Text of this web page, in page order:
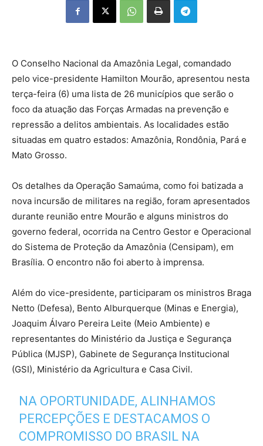
O Conselho Nacional da Amazônia Legal, comandado
pelo vice-presidente Hamilton Mourão, apresentou nesta
terça-feira (6) uma lista de 26 municípios que serão o
foco da atuação das Forças Armadas na prevenção e
repressão a delitos ambientais. As localidades estão
situadas em quatro estados: Amazônia, Rondônia, Pará e
Mato Grosso.
Os detalhes da Operação Samaúma, como foi batizada a
nova incursão de militares na região, foram apresentados
durante reunião entre Mourão e alguns ministros do
governo federal, ocorrida na Centro Gestor e Operacional
do Sistema de Proteção da Amazônia (Censipam), em
Brasília. O encontro não foi aberto à imprensa.
Além do vice-presidente, participaram os ministros Braga
Netto (Defesa), Bento Alburquerque (Minas e Energia),
Joaquim Álvaro Pereira Leite (Meio Ambiente) e
representantes do Ministério da Justiça e Segurança
Pública (MJSP), Gabinete de Segurança Institucional
(GSI), Ministério da Agricultura e Casa Civil.
NA OPORTUNIDADE, ALINHAMOS
PERCEPÇÕES E DESTACAMOS O
COMPROMISSO DO BRASIL NA